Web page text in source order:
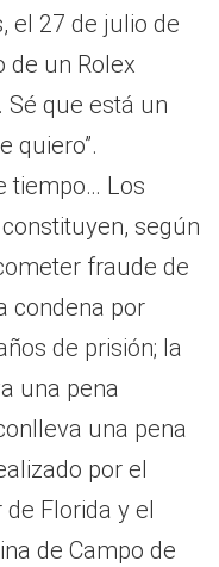
el 27 de julio de
de un Rolex
Sé que está un
quiero”.
tiempo… Los
según
fraude de
condena por
de prisión; la
una pena
una pena
por el
Florida y el
de Campo de